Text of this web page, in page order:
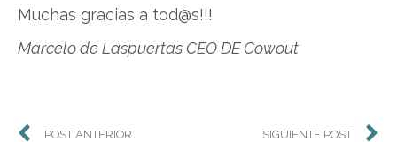
Muchas gracias a tod@s!!!
Marcelo de Laspuertas CEO DE Cowout
POST ANTERIOR SIGUIENTE POST